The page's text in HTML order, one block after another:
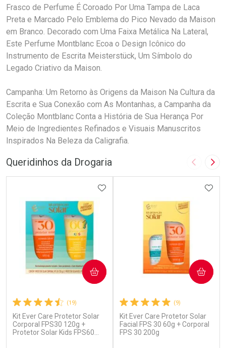
Frasco de Perfume É Coroado Por Uma Tampa de Laca
Preta e Marcado Pelo Emblema do Pico Nevado da Maison
em Branco. Decorado com Uma Faixa Metálica Na Lateral,
Este Perfume Montblanc Ecoa o Design Icônico do
Instrumento de Escrita Meisterstück, Um Símbolo do
Legado Criativo da Maison.
Campanha: Um Retorno às Origens da Maison Na Cultura da
Escrita e Sua Conexão com As Montanhas, a Campanha da
Coleção Montblanc Conta a História de Sua Herança Por
Meio de Ingredientes Refinados e Visuais Manuscritos
Inspirados Na Beleza da Caligrafia.
Queridinhos da Drogaria Imagem
(19)
Kit Ever Care Protetor Solar
Corporal FPS30 120g +
Protetor Solar Kids FPS60
ADICIONAR AOS FAVORITOS
COMPRAR
(9)
Kit Ever Care Protetor Solar
Facial FPS 30 60g + Corporal
FPS 30 200g
COMPRAR